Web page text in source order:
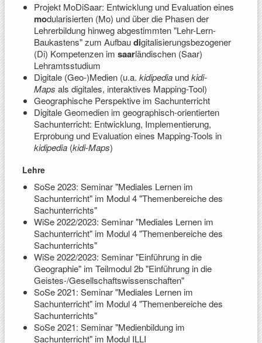
Projekt MoDiSaar: Entwicklung und Evaluation eines
modularisierten (Mo) und über die Phasen der
Lehrerbildung hinweg abgestimmten "Lehr-Lern-
Baukastens" zum Aufbaudigitalisierungsbezogener
(Di) Kompetenzen im saarländischen (Saar)
Lehramtsstudium
Digitale (Geo-)Medien (u.a. kidipedia undkidi-
Maps als digitales, interaktives Mapping-Tool)
Geographische Perspektive im Sachunterricht
Digitale Geomedien im geographisch-orientierten
Sachunterricht: Entwicklung, Implementierung,
Erprobung und Evaluation eines Mapping-Tools in
kidipedia (kidi-Maps)
Lehre
SoSe 2023: Seminar "Mediales Lernen im
Sachunterricht" im Modul 4 "Themenbereiche des
Sachunterrichts"
WiSe 2022/2023: Seminar "Mediales Lernen im
Sachunterricht" im Modul 4 "Themenbereiche des
Sachunterrichts"
WiSe 2022/2023: Seminar "Einführung in die
Geographie" im Teilmodul 2b "Einführung in die
Geistes-/Gesellschaftswissenschaften"
SoSe 2021: Seminar "Mediales Lernen im
Sachunterricht" im Modul 4 "Themenbereiche des
Sachunterrichts"
SoSe 2021: Seminar "Medienbildung im
Sachunterricht" im Modul ILLI